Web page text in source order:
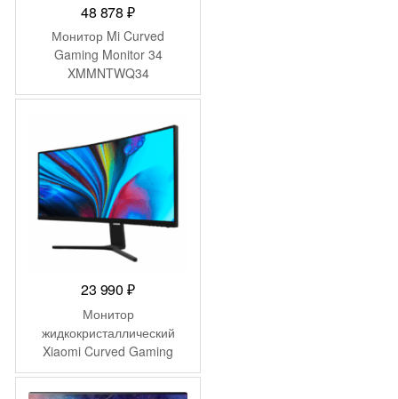
48 878₽
Монитор Mi Curved
Gaming Monitor 34
XMMNTWQ34
(BHR4269GL)
23 990₽
Монитор
жидкокристаллический
Xiaomi Curved Gaming
Monitor 30″ EU
(BHR5116GL)